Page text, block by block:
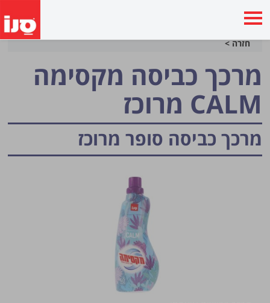
חזרה >
מרכך כביסה מקסימה
CALM מרוכז
מרכך כביסה סופר מרוכז